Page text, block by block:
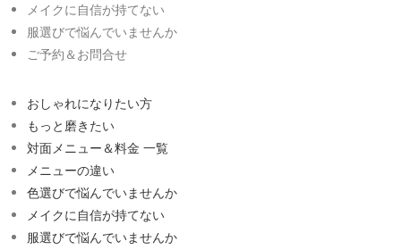
メイクに自信が持てない
服選びで悩んでいませんか
ご予約＆お問合せ
おしゃれになりたい方
もっと磨きたい
対面メニュー＆料金 一覧
メニューの違い
色選びで悩んでいませんか
メイクに自信が持てない
服選びで悩んでいませんか